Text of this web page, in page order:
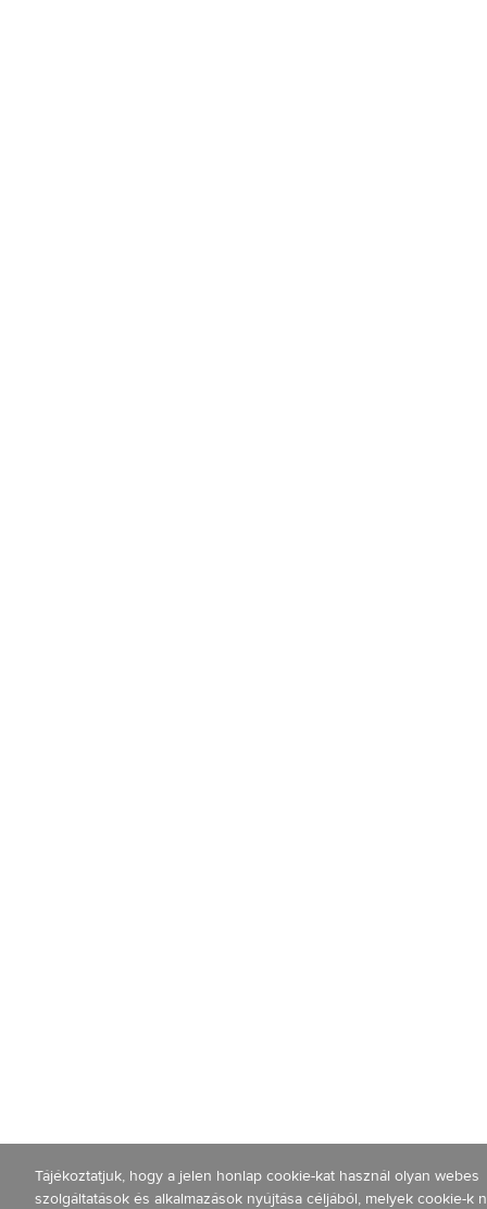
Tájékoztatjuk, hogy a jelen honlap cookie-kat használ olyan webes
szolgáltatások és alkalmazások nyújtása céljából, melyek cookie-k